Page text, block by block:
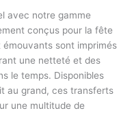
avec notre gamme
conçus pour la fête
sont imprimés
une netteté et des
le temps. Disponibles
au grand, ces transferts
une multitude de